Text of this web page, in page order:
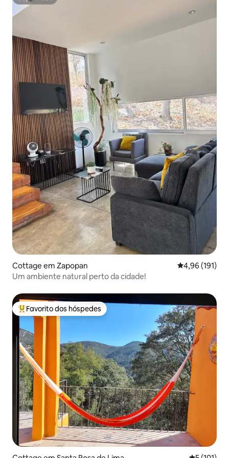
Cottage em Zapopan Classificação
4,96 (191)
Um ambiente natural perto da cidade!
Favoritos dos hóspedes mais apreciados
Favorito dos hóspedes